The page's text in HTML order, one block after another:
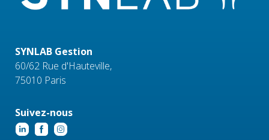
SYNLAB Gestion
60/62 Rue d'Hauteville,
75010 Paris
Suivez-nous